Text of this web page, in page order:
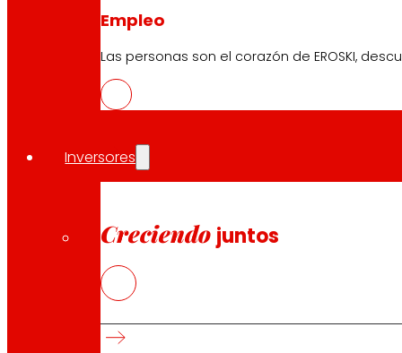
Empleo
Las personas son el corazón de EROSKI,
Inversores
Creciendo juntos